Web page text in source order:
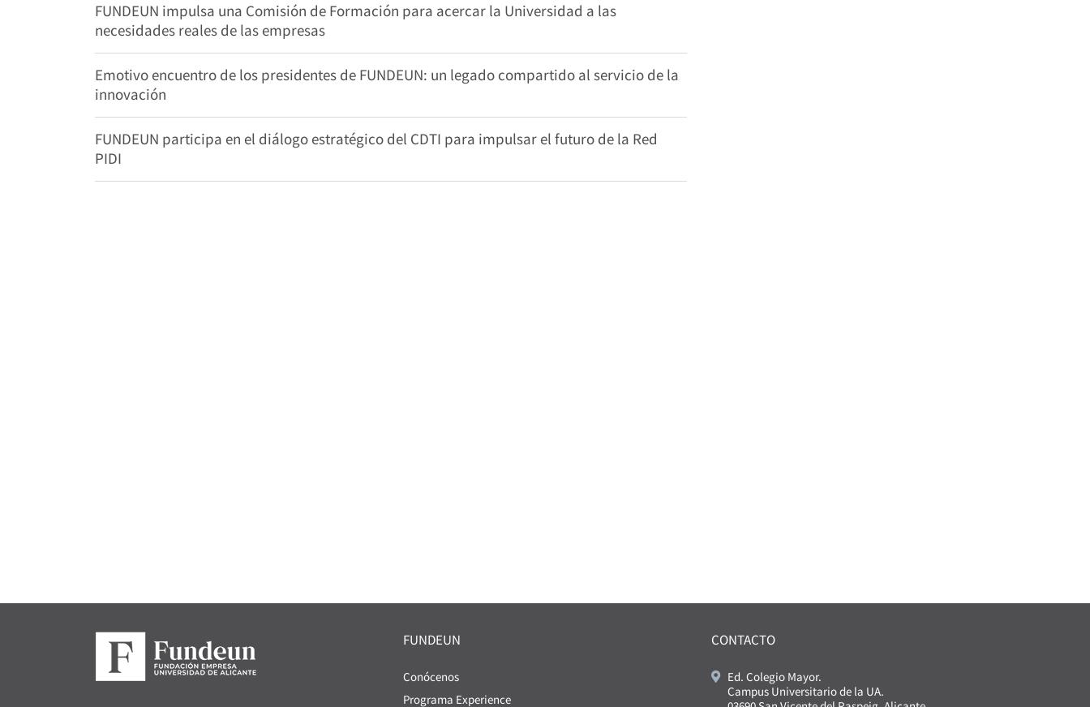
FUNDEUN impulsa una Comisión de Formación para acercar la Universidad a las
necesidades reales de las empresas
Emotivo encuentro de los presidentes de FUNDEUN: un legado compartido al servicio de la
innovación
FUNDEUN participa en el diálogo estratégico del CDTI para impulsar el futuro de la Red
PIDI
FUNDEUN
Conócenos
Programa Experience
CONTACTO
Ed. Colegio Mayor.
Campus Universitario de la UA.